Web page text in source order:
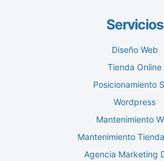
Servicios
Diseño Web
Tienda Online
Posicionamiento
Wordpress
Mantenimiento
Mantenimiento
Agencia Marketing